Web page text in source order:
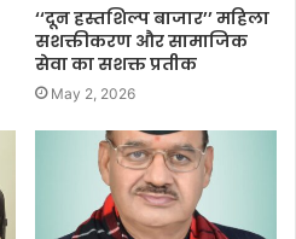
‘‘दून हस्तशिल्प बाजार’’ महिला
सशक्तीकरण और सामाजिक
सेवा का सशक्त प्रतीक
May 2, 2026